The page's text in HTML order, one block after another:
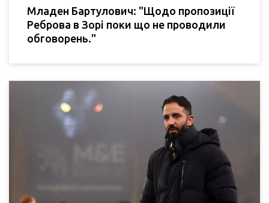
Младен Бартулович: "Щодо пропозиції
Реброва в Зорі поки що не проводили
обговорень."